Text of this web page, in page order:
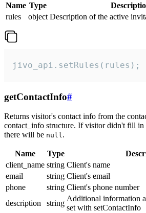
Name Type
rules
object Description of the active
jivo_api.setRules(rules);
getContactInfo#
Returns visitor's contact info from the
contact_info structure. If visitor didn't fill in
there will be null.
Name Type
client_name string Client's name
email
string Client's email
phone
string Client's phone number
description
string
Additional information
set with setContactInfo